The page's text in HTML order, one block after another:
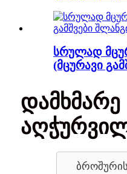
სრულად
(მცურავი
დამხმარე